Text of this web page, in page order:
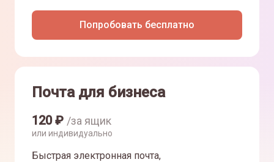
Попробовать бесплатно
Почта для бизнеса
120₽ /за ящик
или индивидуально
Быстрая электронная почта,